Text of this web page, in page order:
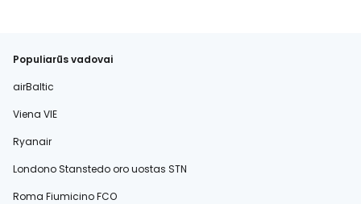
Populiarūs vadovai
airBaltic
Viena VIE
Ryanair
Londono Stanstedo oro uostas STN
Roma Fiumicino FCO